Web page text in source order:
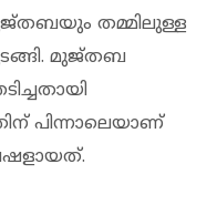
തമ്മിലുള്ള
മുജ്തബ
പിന്നാലെയാണ്